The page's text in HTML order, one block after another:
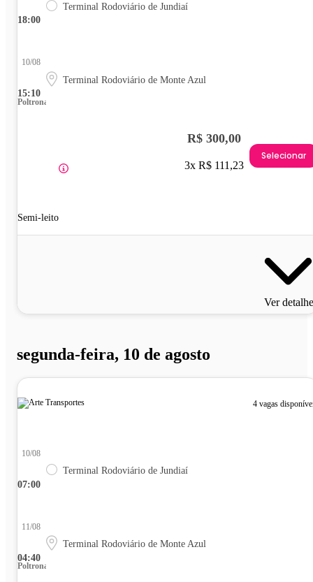
18:00
Terminal Rodoviário de Jundiaí
15:10
10/08
Terminal Rodoviário de Monte Azul
Poltrona
Semi-leito
R$ 300,00
3x R$ 111,23
Selecionar
Ver
segunda-feira, 10 de agosto
4 vagas
07:00
10/08
Terminal Rodoviário de Jundiaí
04:40
11/08
Terminal Rodoviário de Monte Azul
Poltrona